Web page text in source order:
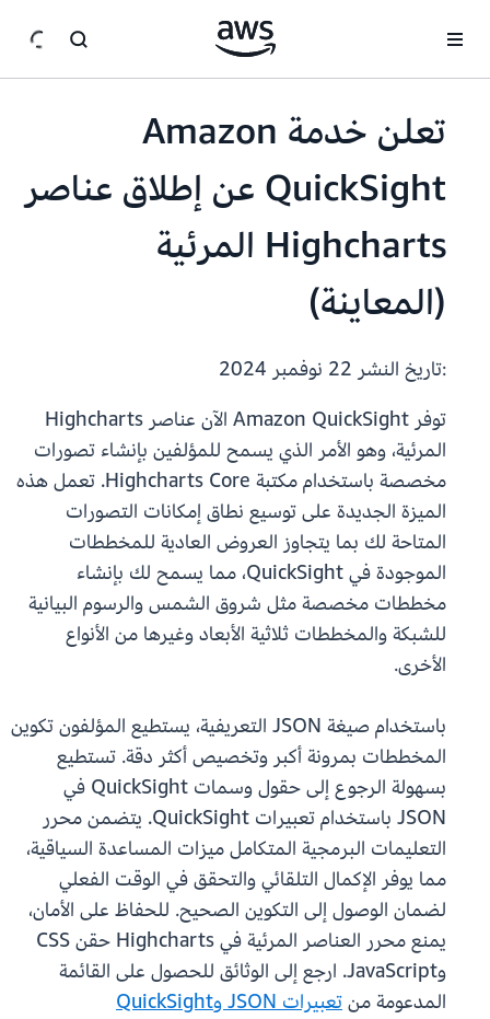
تعلن خدمة Amazon
QuickSight عن إطلاق عناصر
Highcharts المرئية
(المعاينة)
:تاريخ النشر
توفر Amazon QuickSight الآن عناصر Highcharts
المرئية، وهو الأمر الذي يسمح للمؤلفين بإنشاء تصورات
مخصصة باستخدام مكتبة Highcharts Core. تعمل هذه
الميزة الجديدة على توسيع نطاق إمكانات التصورات
المتاحة لك بما يتجاوز العروض العادية للمخططات
الموجودة في QuickSight، مما يسمح لك بإنشاء
مخططات مخصصة مثل شروق الشمس والرسوم البيانية
للشبكة والمخططات ثلاثية الأبعاد وغيرها من الأنواع
الأخرى.
باستخدام صيغة JSON التعريفية، يستطيع المؤلفون تكوين
المخططات بمرونة أكبر وتخصيص أكثر دقة. تستطيع
بسهولة الرجوع إلى حقول وسمات QuickSight في
JSON باستخدام تعبيرات QuickSight. يتضمن محرر
التعليمات البرمجية المتكامل ميزات المساعدة السياقية،
مما يوفر الإكمال التلقائي والتحقق في الوقت الفعلي
لضمان الوصول إلى التكوين الصحيح. للحفاظ على الأمان،
يمنع محرر العناصر المرئية في Highcharts حقن CSS
وJavaScript. ارجع إلى الوثائق للحصول على القائمة
المدعومة منتعبيرات JSON وQuickSight